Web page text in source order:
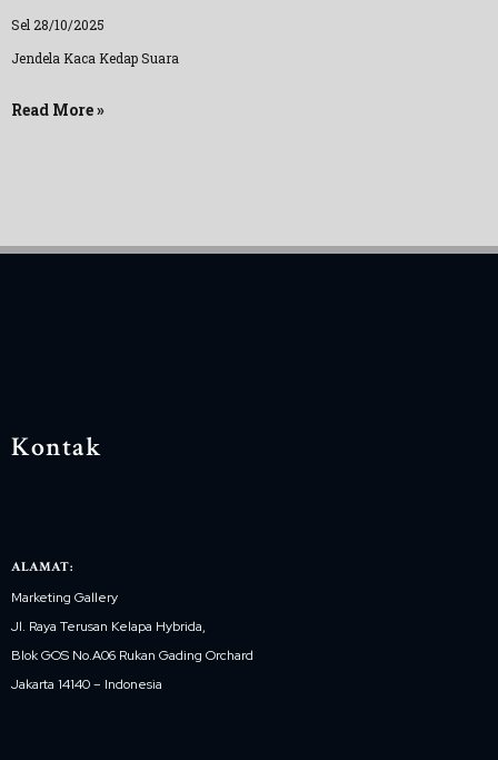
Sel 28/10/2025
Jendela Kaca Kedap Suara
Read More »
Kontak
ALAMAT:
Marketing Gallery
Jl. Raya Terusan Kelapa Hybrida,
Blok GOS No.A06 Rukan Gading Orchard
Jakarta 14140 – Indonesia